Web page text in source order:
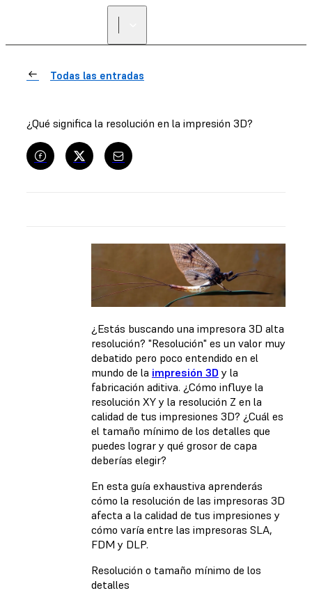
Todas las entradas
¿Qué significa la resolución en la impresión 3D?
¿Estás buscando una impresora 3D alta
resolución? "Resolución" es un valor muy
debatido pero poco entendido en el
mundo de la impresión 3D y la
fabricación aditiva. ¿Cómo influye la
resolución XY y la resolución Z en la
calidad de tus impresiones 3D? ¿Cuál es
el tamaño mínimo de los detalles que
puedes lograr y qué grosor de capa
deberías elegir?
En esta guía exhaustiva aprenderás
cómo la resolución de las impresoras 3D
afecta a la calidad de tus impresiones y
cómo varía entre las impresoras SLA,
FDM y DLP.
Resolución o tamaño mínimo de los
detalles